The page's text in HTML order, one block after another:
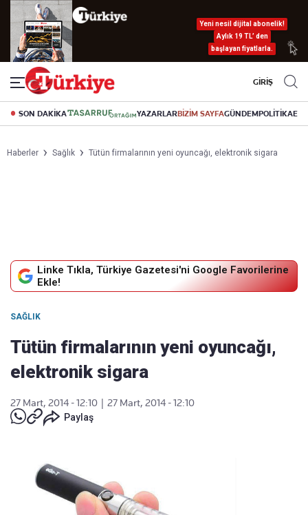
Yeni nesil dijital abonelik!
Aylık 19 TL’ den
başlayan fiyatlarla.
GİRİŞ
SON DAKİKA YAZARLARBİZİM SAYFAGÜNDEMPOLİTİKA
Haberler Sağlık Tütün firmalarının yeni oyuncağı, elektronik sigara
Linke Tıkla, Türkiye Gazetesi'ni Google Favorilerine
Ekle!
SAĞLIK
Tütün firmalarının yeni oyuncağı,
elektronik sigara
27 Mart, 2014 - 12:10
27 Mart, 2014 - 12:10
Paylaş